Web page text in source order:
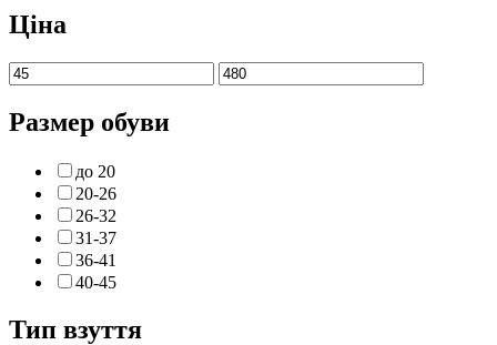
Ціна
Размер обуви
до 20
20-26
26-32
31-37
36-41
40-45
Тип взуття